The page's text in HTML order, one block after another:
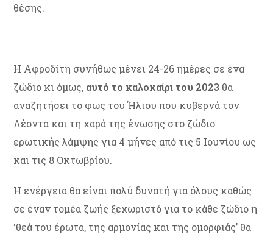
θέσης.
Η Αφροδίτη συνήθως μένει 24-26 ημέρες σε ένα
ζώδιο κι όμως, αυτό το καλοκαίρι του 2023 θα
αναζητήσει το φως του Ήλιου που κυβερνά τον
Λέοντα και τη χαρά της ένωσης στο ζώδιο
ερωτικής λάμψης για 4 μήνες από τις 5 Ιουνίου ως
και τις 8 Οκτωβρίου.
Η ενέργεια θα είναι πολύ δυνατή για όλους καθώς
σε έναν τομέα ζωής ξεχωριστό για το κάθε ζώδιο η
‘θεά του έρωτα, της αρμονίας και της ομορφιάς’ θα